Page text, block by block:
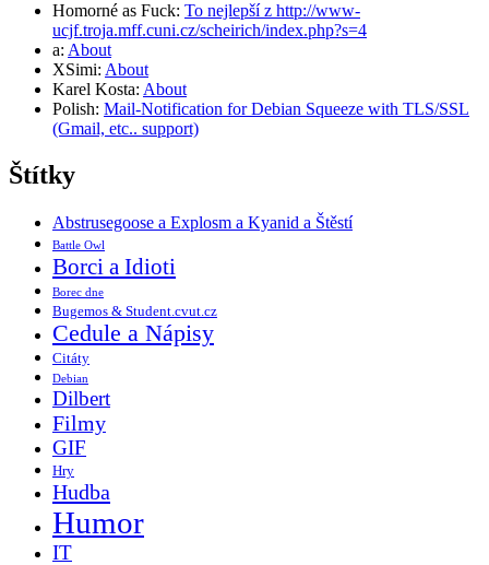
Homorné as Fuck: To nejlepší z http://www-
ucjf.troja.mff.cuni.cz/scheirich/index.php?s=4
a: About
XSimi: About
Karel Kosta: About
Polish: Mail-Notification for Debian Squeeze with TLS/SSL
(Gmail, etc.. support)
Štítky
Abstrusegoose a Explosm a Kyanid a Štěstí
Battle Owl
Borci a Idioti
Borec dne
Bugemos & Student.cvut.cz
Cedule a Nápisy
Citáty
Debian
Dilbert
Filmy
GIF
Hry
Hudba
Humor
IT